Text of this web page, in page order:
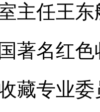
主任王
著名红
藏专业